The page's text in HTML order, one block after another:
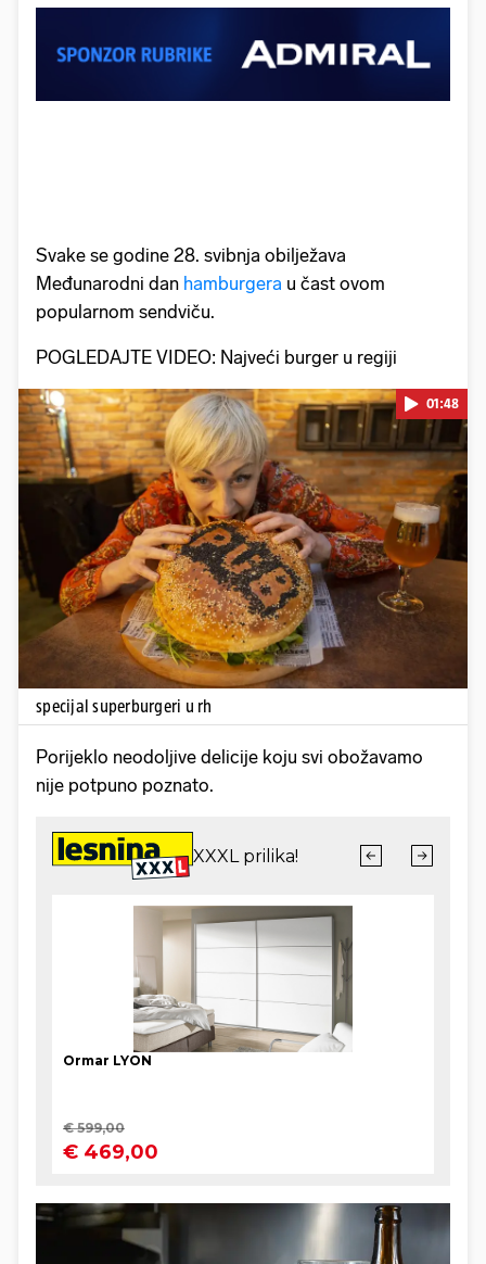
Svake se godine 28. svibnja obilježava
Međunarodni dan hamburgera u čast ovom
popularnom sendviču.
POGLEDAJTE VIDEO: Najveći burger u regiji
Pokretanje videa...
01:48
specijal superburgeri u rh
Porijeklo neodoljive delicije koju svi obožavamo
nije potpuno poznato.